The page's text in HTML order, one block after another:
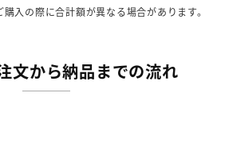
入の際に合計額が異なる場合があります。
文から納品までの流れ